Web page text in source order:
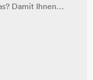
Damit Ihnen…